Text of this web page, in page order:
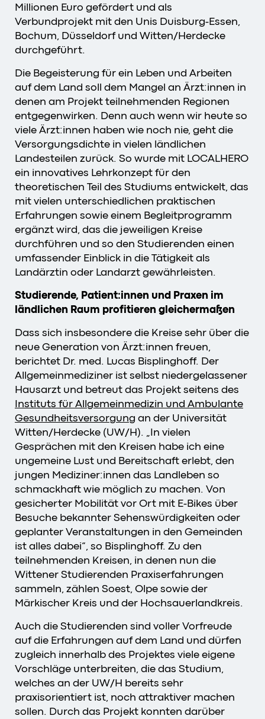
Millionen Euro gefördert und als
Verbundprojekt mit den Unis Duisburg-Essen,
Bochum, Düsseldorf und Witten/Herdecke
durchgeführt.
Die Begeisterung für ein Leben und Arbeiten
auf dem Land soll dem Mangel an Ärzt:innen in
denen am Projekt teilnehmenden Regionen
entgegenwirken. Denn auch wenn wir heute so
viele Ärzt:innen haben wie noch nie, geht die
Versorgungsdichte in vielen ländlichen
Landesteilen zurück. So wurde mit LOCALHERO
ein innovatives Lehrkonzept für den
theoretischen Teil des Studiums entwickelt, das
mit vielen unterschiedlichen praktischen
Erfahrungen sowie einem Begleitprogramm
ergänzt wird, das die jeweiligen Kreise
durchführen und so den Studierenden einen
umfassender Einblick in die Tätigkeit als
Landärztin oder Landarzt gewährleisten.
Studierende, Patient:innen und Praxen im
ländlichen Raum profitieren gleichermaßen
Dass sich insbesondere die Kreise sehr über die
neue Generation von Ärzt:innen freuen,
berichtet Dr. med. Lucas Bisplinghoff. Der
Allgemeinmediziner ist selbst niedergelassener
Hausarzt und betreut das Projekt seitens des
Instituts für Allgemeinmedizin und Ambulante
Gesundheitsversorgung an der Universität
Witten/Herdecke (UW/H). „In vielen
Gesprächen mit den Kreisen habe ich eine
ungemeine Lust und Bereitschaft erlebt, den
jungen Mediziner:innen das Landleben so
schmackhaft wie möglich zu machen. Von
gesicherter Mobilität vor Ort mit E-Bikes über
Besuche bekannter Sehenswürdigkeiten oder
geplanter Veranstaltungen in den Gemeinden
ist alles dabei“, so Bisplinghoff. Zu den
teilnehmenden Kreisen, in denen nun die
Wittener Studierenden Praxiserfahrungen
sammeln, zählen Soest, Olpe sowie der
Märkischer Kreis und der Hochsauerlandkreis.
Auch die Studierenden sind voller Vorfreude
auf die Erfahrungen auf dem Land und dürfen
zugleich innerhalb des Projektes viele eigene
Vorschläge unterbreiten, die das Studium,
welches an der UW/H bereits sehr
praxisorientiert ist, noch attraktiver machen
sollen. Durch das Projekt konnten darüber